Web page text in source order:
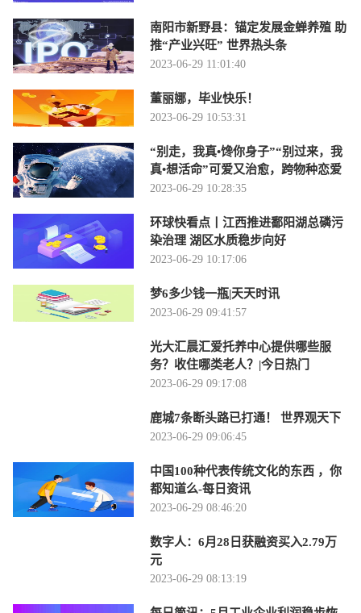
南阳市新野县：锚定发展金蝉养殖 助
推“产业兴旺” 世界热头条
2023-06-29 11:01:40
董丽娜，毕业快乐！
2023-06-29 10:53:31
“别走，我真•馋你身子”“别过来，我
真•想活命”可爱又治愈，跨物种恋爱
2023-06-29 10:28:35
环球快看点丨江西推进鄱阳湖总磷污
染治理 湖区水质稳步向好
2023-06-29 10:17:06
梦6多少钱一瓶|天天时讯
2023-06-29 09:41:57
光大汇晨汇爱托养中心提供哪些服
务？收住哪类老人？|今日热门
2023-06-29 09:17:08
鹿城7条断头路已打通！ 世界观天下
2023-06-29 09:06:45
中国100种代表传统文化的东西 ，你
都知道么-每日资讯
2023-06-29 08:46:20
数字人：6月28日获融资买入2.79万
元
2023-06-29 08:13:19